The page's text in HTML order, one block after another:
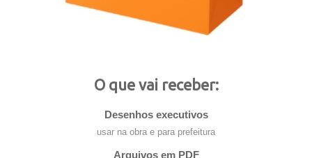
O que vai receber:
Desenhos executivos
usar na obra e para prefeitura
Arquivos em PDF